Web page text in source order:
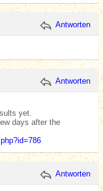
Antworten
Antworten
yet.
days after the
Antworten